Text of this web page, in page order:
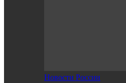
Новости России